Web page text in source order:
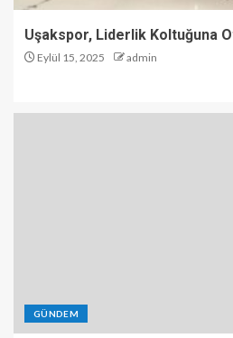
Uşakspor, Liderlik Koltuğuna
Eylül 15, 2025 admin
GÜNDEM